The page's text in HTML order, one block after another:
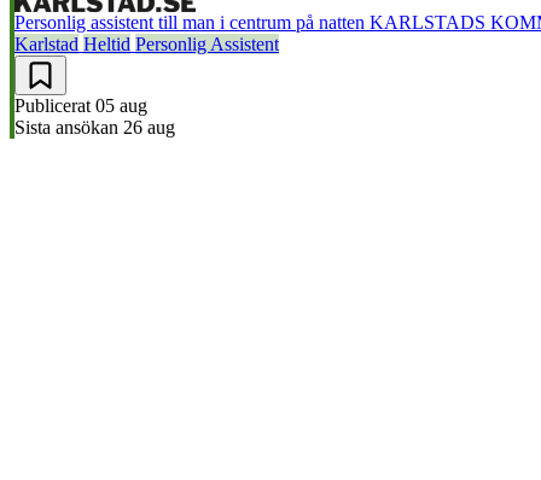
Personlig assistent till man i centrum på natten KARLSTADS
Karlstad Heltid Personlig Assistent
Publicerat 05 aug
Sista ansökan 26 aug